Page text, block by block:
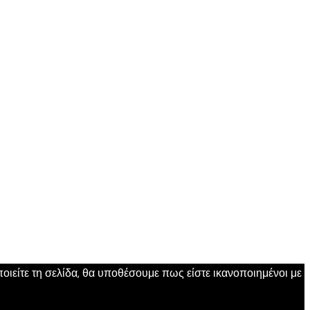
τη σελίδα, θα υποθέσουμε πως είστε ικανοποιημένοι με